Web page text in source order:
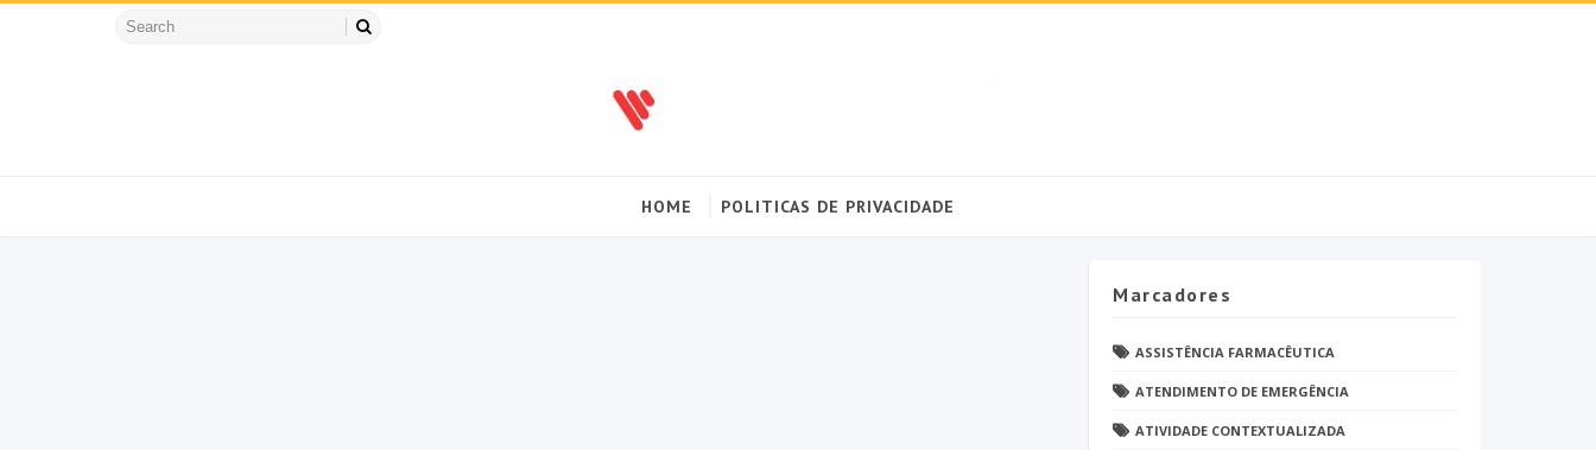
HOME POLITICAS DE PRIVACIDADE
Marcadores
ASSISTÊNCIA FARMACÊUTICA
ATENDIMENTO DE EMERGÊNCIA
ATIVIDADE CONTEXTUALIZADA